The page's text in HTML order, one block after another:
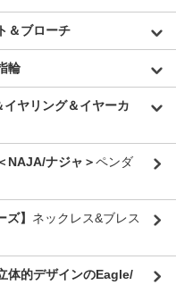
＆ブローチ
輪
ヤリング＆イヤーカ
NAJA/ナジャ＞ペンダ
】 ネックレス&ブレス
体的デザインのEagle/